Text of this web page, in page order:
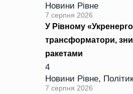
Новини Рівне
7 серпня 2026
У Рівному
трансформатори,
ракетами
4
Новини Рівне,
7 серпня 2026